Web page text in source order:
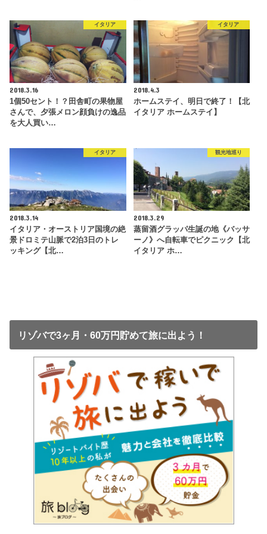
イタリア
2018.3.16
1個50セント！？田舎町の果物屋
さんで、夕張メロン顔負けの逸品
を大人買い…
イタリア
2018.4.3
ホームステイ、明日で終了！【北
イタリア ホームステイ】
イタリア
2018.3.14
イタリア・オーストリア国境の絶
景ドロミテ山脈で2泊3日のトレ
ッキング【北…
観光地巡り
2018.3.29
蒸留酒グラッパ生誕の地《バッサ
ーノ》へ自転車でピクニック【北
イタリア ホ…
リゾバで3ヶ月・60万円貯めて旅に出よう！